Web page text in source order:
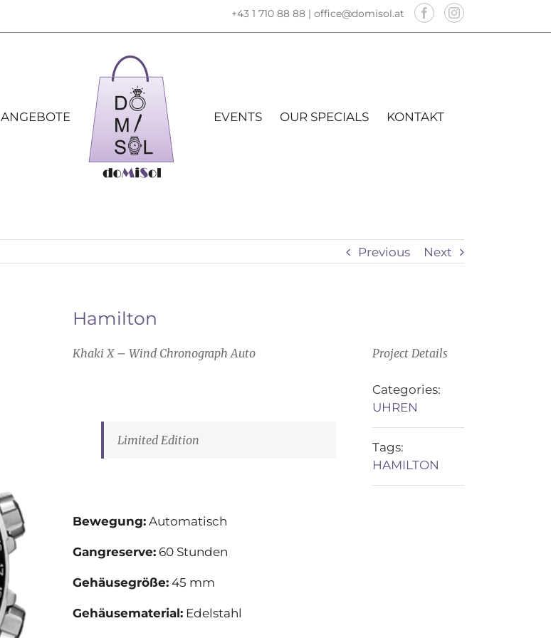
+43 1 710 88 88 | office@domisol.at
ANGEBOTE EVENTS OUR SPECIALS KONTAKT
Previous Next
Hamilton
Khaki X – Wind Chronograph Auto
Limited Edition
Bewegung: Automatisch
Gangreserve: 60 Stunden
Gehäusegröße: 45 mm
Gehäusematerial: Edelstahl
Project Details
Categories:
UHREN
Tags:
HAMILTON